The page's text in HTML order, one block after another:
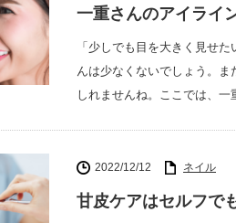
一重さんのアイライ
「少しでも目を大きく見せ
んは少なくないでしょう。
しれませんね。ここでは、
2022/12/12 ネイル
甘皮ケアはセルフで